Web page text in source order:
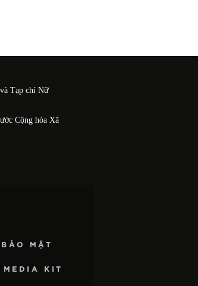
Tạp chí Nữ
Cộng hòa Xã
MẬT
MEDIA KIT